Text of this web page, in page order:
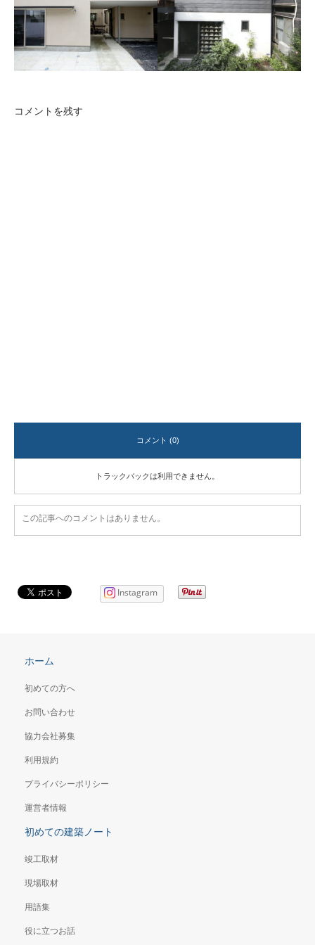
都心に建つ、母親＋夫婦＋子
供2人のための木造2階建て住
千歳船橋の家
南の島が大好きという建主様
の希望を叶えた家。
コメントを残す
コメント (0)
トラックバックは利用できません。
この記事へのコメントはありません。
Instagram
ホーム
初めての方へ
お問い合わせ
協力会社募集
利用規約
プライバシーポリシー
運営者情報
初めての建築ノート
竣工取材
現場取材
用語集
役に立つお話